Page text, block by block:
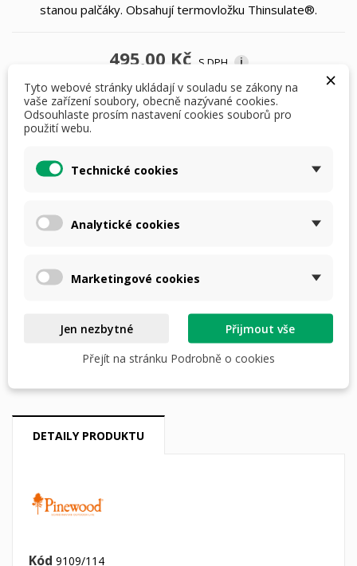
stanou palčáky. Obsahují termovložku Thinsulate®.
495,00 Kč S DPH i
Velikost: M/L
Počet
PŘIDAT DO KOŠÍKU
skladem
Dostupná doprava
DETAILY PRODUKTU
Kód 9109/114
×
Tyto webové stránky ukládají v souladu se zákony na
vaše zařízení soubory, obecně nazývané cookies.
Odsouhlaste prosím nastavení cookies souborů pro
použití webu.
Technické cookies
Analytické cookies
Marketingové cookies
Jen nezbytné
Přijmout vše
Přejít na stránku Podrobně o cookies